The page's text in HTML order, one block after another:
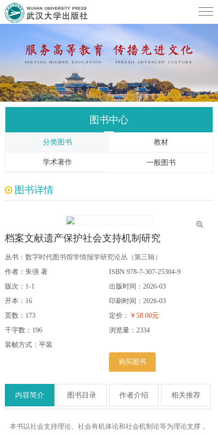
图书中心
分类图书 教材
学术著作 一般图书
图书详情
档案文献遗产保护社会支持机制研究
丛书： 数字时代图书馆学情报学研究论丛（第三辑）
作者：朱强 著
版次：1-1
开本：16
页数：173
千字数：196
装帧方式：平装
ISBN 978-7-307-25304-9
出版时间：2026-03
印刷时间：2026-03
定价： ￥58.00元
浏览量： 2334
购买图书
内容简介 图书目录 作者介绍 相关推荐
本书以社会支持理论、社会有机体论和社会机制论等为理论支撑，